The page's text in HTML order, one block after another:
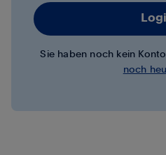
Sie haben noch kein
noch